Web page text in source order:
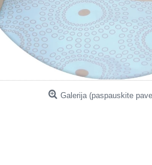
Galerija (paspauskite